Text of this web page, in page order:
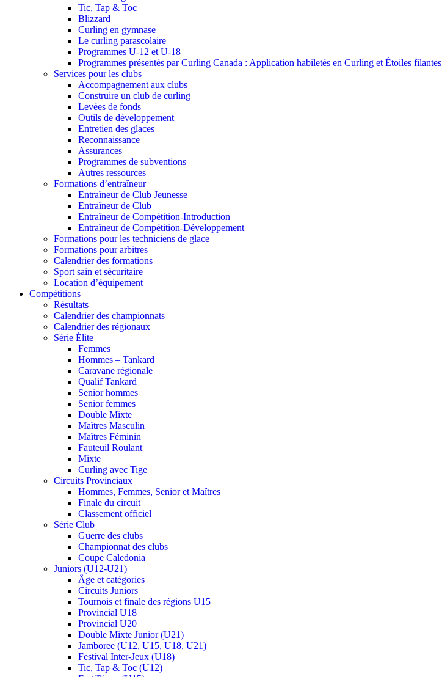
Tic, Tap & Toc
Blizzard
Curling en gymnase
Le curling parascolaire
Programmes U-12 et U-18
Programmes présentés par Curling Canada : Application habiletés en Curling et Étoiles filantes
Services pour les clubs
Accompagnement aux clubs
Construire un club de curling
Levées de fonds
Outils de développement
Entretien des glaces
Reconnaissance
Assurances
Programmes de subventions
Autres ressources
Formations d’entraîneur
Entraîneur de Club Jeunesse
Entraîneur de Club
Entraîneur de Compétition-Introduction
Entraîneur de Compétition-Développement
Formations pour les techniciens de glace
Formations pour arbitres
Calendrier des formations
Sport sain et sécuritaire
Location d’équipement
Compétitions
Résultats
Calendrier des championnats
Calendrier des régionaux
Série Élite
Femmes
Hommes – Tankard
Caravane régionale
Qualif Tankard
Senior hommes
Senior femmes
Double Mixte
Maîtres Masculin
Maîtres Féminin
Fauteuil Roulant
Mixte
Curling avec Tige
Circuits Provinciaux
Hommes, Femmes, Senior et Maîtres
Finale du circuit
Classement officiel
Série Club
Guerre des clubs
Championnat des clubs
Coupe Caledonia
Juniors (U12-U21)
Âge et catégories
Circuits Juniors
Tournois et finale des régions U15
Provincial U18
Provincial U20
Double Mixte Junior (U21)
Jamboree (U12, U15, U18, U21)
Festival Inter-Jeux (U18)
Tic, Tap & Toc (U12)